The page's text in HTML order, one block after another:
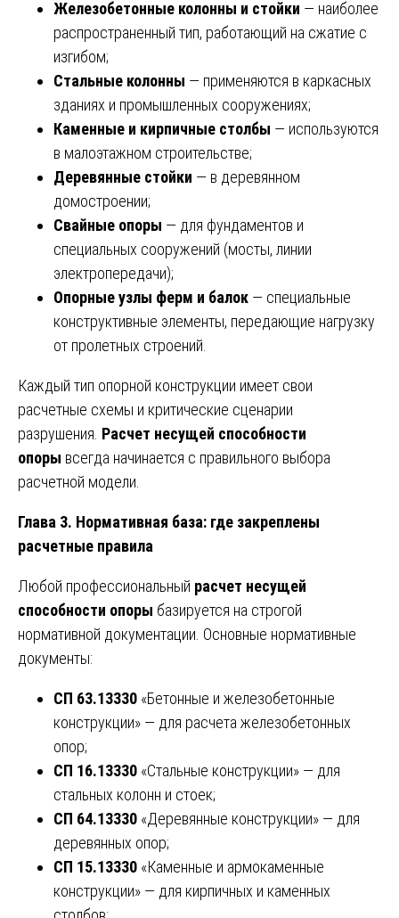
Железобетонные колонны и стойки — наиболее
распространенный тип, работающий на сжатие с
изгибом;
Стальные колонны — применяются в каркасных
зданиях и промышленных сооружениях;
Каменные и кирпичные столбы — используются
в малоэтажном строительстве;
Деревянные стойки — в деревянном
домостроении;
Свайные опоры — для фундаментов и
специальных сооружений (мосты, линии
электропередачи);
Опорные узлы ферм и балок — специальные
конструктивные элементы, передающие нагрузку
от пролетных строений.
Каждый тип опорной конструкции имеет свои
расчетные схемы и критические сценарии
разрушения. Расчет несущей способности
опоры всегда начинается с правильного выбора
расчетной модели.
Глава 3. Нормативная база: где закреплены
расчетные правила
Любой профессиональный расчет несущей
способности опоры базируется на строгой
нормативной документации. Основные нормативные
документы:
СП 63.13330 «Бетонные и железобетонные
конструкции» — для расчета железобетонных
опор;
СП 16.13330 «Стальные конструкции» — для
стальных колонн и стоек;
СП 64.13330 «Деревянные конструкции» — для
деревянных опор;
СП 15.13330 «Каменные и армокаменные
конструкции» — для кирпичных и каменных